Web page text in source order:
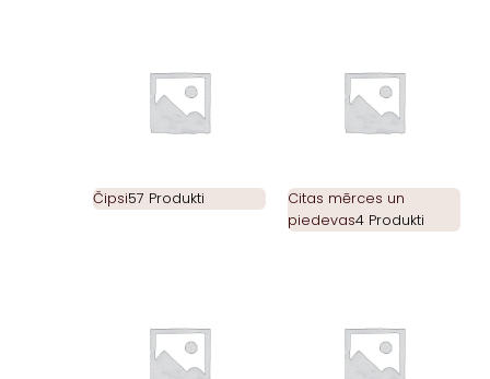
Čipsi57 Produkti
Citas mērces un
piedevas4 Produkti